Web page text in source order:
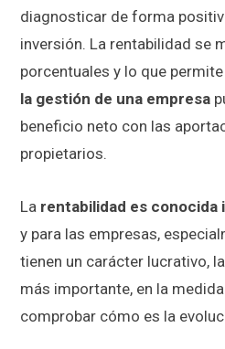
diagnosticar de forma
inversión. La rentabilidad se
porcentuales y lo que
la gestión de una empresa
beneficio neto con las
propietarios.
La rentabilidad es conocida
y para las empresas,
tienen un carácter lucrativo,
más importante, en la
comprobar cómo es la